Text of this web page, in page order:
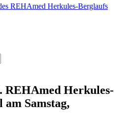
REHAmed Herkules-Berglaufs
REHAmed Herkules-
Samstag,